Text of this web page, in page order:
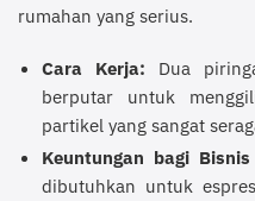
rumahan yang serius.
Cara Kerja: Dua
berputar untuk
partikel yang sangat
Keuntungan bagi
dibutuhkan untuk